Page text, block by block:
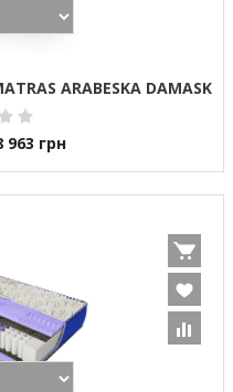
ARABESKA DAMASK
963 грн